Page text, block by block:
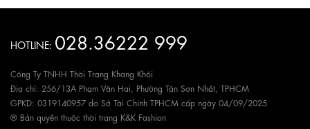
HOTLINE: 028.36222 999
Công Ty TNHH Thời Trang Khang Khôi
Địa chỉ: 256/13A Phạm Văn Hai, Phường Tân Sơn Nhất, TPHCM
GPKD: 0319140957 do Sở Tài Chính TPHCM cấp ngày 04/09/2025
® Bản quyền thuộc thời trang K&K Fashion